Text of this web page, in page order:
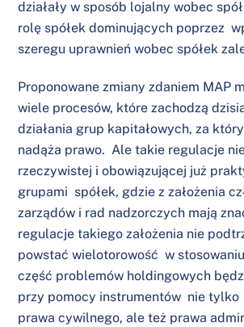
działały w sposób lojalny wobec
rolę spółek dominujących poprzez
szeregu uprawnień wobec spółek
Proponowane zmiany zdaniem MAP
wiele procesów, które zachodzą
działania grup kapitałowych, za
nadąża prawo. Ale takie regulacje
rzeczywistej i obowiązującej już
grupami spółek, gdzie z założenia
zarządów i rad nadzorczych mają
regulacje takiego założenia nie
powstać wielotorowość w
część problemów holdingowych
przy pomocy instrumentów nie tylko
prawa cywilnego, ale też prawa